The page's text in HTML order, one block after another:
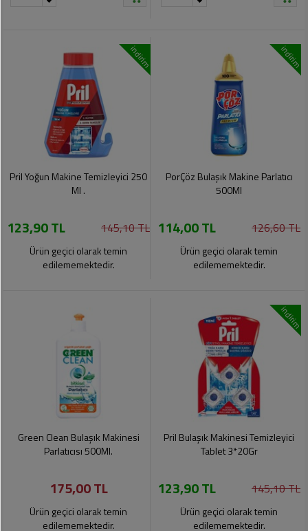
indirim
Pril Yoğun Makine Temizleyici 250
Ml .
123,90 TL 145,10 TL
Ürün geçici olarak temin
edilememektedir.
indirim
PorÇöz Bulaşık Makine Parlatıcı
500Ml
114,00 TL 126,60 TL
Ürün geçici olarak temin
edilememektedir.
Green Clean Bulaşık Makinesi
Parlatıcısı 500Ml.
175,00 TL
Ürün geçici olarak temin
edilememektedir.
indirim
Pril Bulaşık Makinesi Temizleyici
Tablet 3*20Gr
123,90 TL 145,10 TL
Ürün geçici olarak temin
edilememektedir.